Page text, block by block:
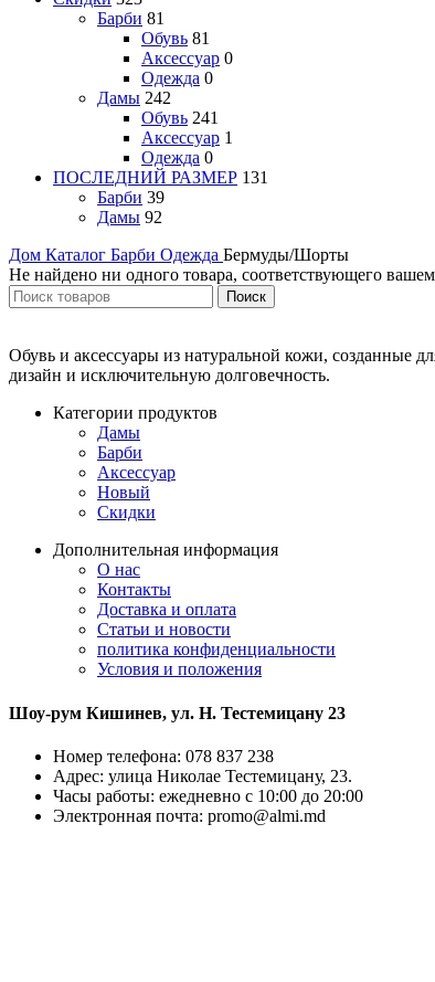
Барби 81
Обувь 81
Аксессуар 0
Одежда 0
Дамы 242
Обувь 241
Аксессуар 1
Одежда 0
ПОСЛЕДНИЙ РАЗМЕР 131
Барби 39
Дамы 92
Дом Каталог Барби Одежда Бермуды/Шорты
Не найдено ни одного товара, соответствующего
Поиск
Обувь и аксессуары из натуральной кожи, созданные
дизайн и исключительную долговечность.
Категории продуктов
Дамы
Барби
Аксессуар
Новый
Скидки
Дополнительная информация
О нас
Контакты
Доставка и оплата
Статьи и новости
политика конфиденциальности
Условия и положения
Шоу-рум Кишинев, ул. Н. Тестемицану 23
Номер телефона: 078 837 238
Адрес: улица Николае Тестемицану, 23.
Часы работы: ежедневно с 10:00 до 20:00
Электронная почта: promo@almi.md